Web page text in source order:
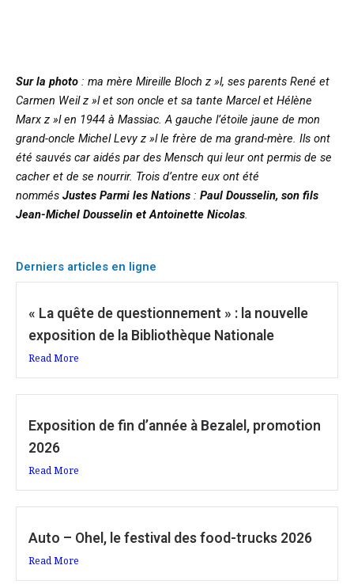
Sur la photo : ma mère Mireille Bloch z »l, ses parents René et
Carmen Weil z »l et son oncle et sa tante Marcel et Hélène
Marx z »l en 1944 à Massiac. A gauche l’étoile jaune de mon
grand-oncle Michel Levy z »l le frère de ma grand-mère. Ils ont
été sauvés car aidés par des Mensch qui leur ont permis de se
cacher et de se nourrir. Trois d’entre eux ont été
nommés Justes Parmi les Nations : Paul Dousselin, son fils
Jean-Michel Dousselin et Antoinette Nicolas.
Derniers articles en ligne
« La quête de questionnement » : la nouvelle
exposition de la Bibliothèque Nationale
Read More
Exposition de fin d’année à Bezalel, promotion
2026
Read More
Auto – Ohel, le festival des food-trucks 2026
Read More